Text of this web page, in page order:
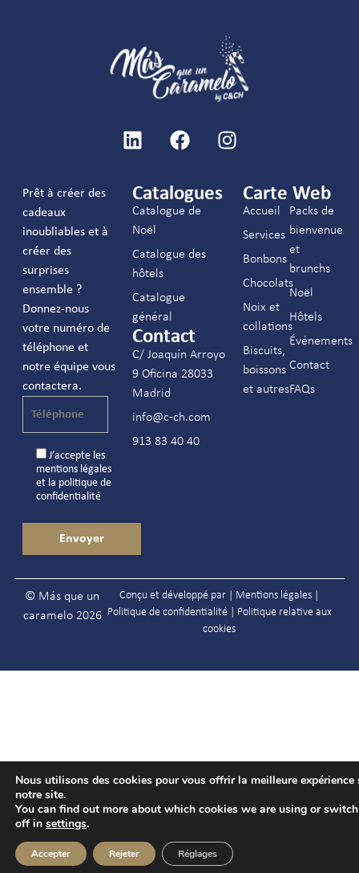
Prêt à créer des
cadeaux
inoubliables et à
créer des
surprises
ensemble ?
Donnez-nous
votre numéro de
téléphone et
notre équipe vous
contactera.
J’accepte les
mentions légales
et la politique de
confidentialité
Catalogues
Catalogue de
Noël
Catalogue des
hôtels
Catalogue
général
Contact
C/ Joaquín Arroyo
9 Oficina 28033
Madrid
info@c-ch.com
913 83 40 40
Carte Web
Accueil
Services
Bonbons
Chocolats
Noix et
collations
Biscuits,
boissons
et autres
Packs de
bienvenue
et
brunchs
Noël
Hôtels
Événements
Contact
FAQs
© Más que un
caramelo 2026
Conçu et développé par | Mentions légales
Politique de confidentialité| Politique relative aux
cookies
Nous utilisons des cookies pour vous offrir la meilleure expérience
notre site.
You can find out more about which cookies we are using or
off in settings.
Accepter Rejeter Réglages